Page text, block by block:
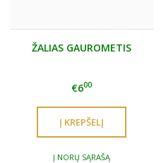
ŽALIAS GAUROMETIS
€600
Į NORŲ SĄRAŠĄ